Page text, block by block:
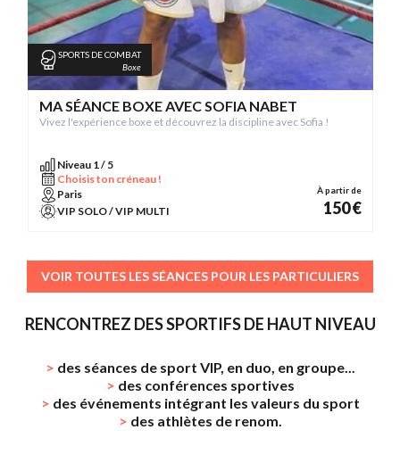
SPORTS DE COMBAT
Boxe
MA SÉANCE BOXE AVEC SOFIA NABET
Vivez l'expérience boxe et découvrez la discipline avec Sofia !
Niveau 1 / 5
Choisis ton créneau !
Paris
VIP SOLO / VIP MULTI
À partir de
150 €
VOIR TOUTES LES SÉANCES POUR LES PARTICULIERS
RENCONTREZ DES SPORTIFS DE HAUT NIVEAU
> des séances de sport VIP, en duo, en groupe...
> des conférences sportives
> des événements intégrant les valeurs du sport
> des athlètes de renom.